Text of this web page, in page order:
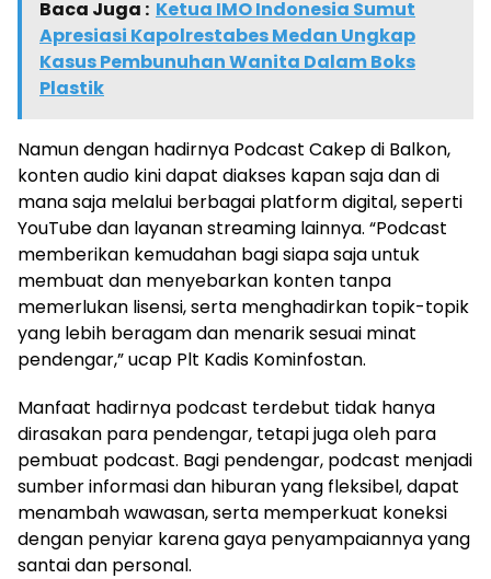
Baca Juga : Ketua IMO Indonesia Sumut
Apresiasi Kapolrestabes Medan Ungkap
Kasus Pembunuhan Wanita Dalam Boks
Plastik
Namun dengan hadirnya Podcast Cakep di Balkon,
konten audio kini dapat diakses kapan saja dan di
mana saja melalui berbagai platform digital, seperti
YouTube dan layanan streaming lainnya. “Podcast
memberikan kemudahan bagi siapa saja untuk
membuat dan menyebarkan konten tanpa
memerlukan lisensi, serta menghadirkan topik-topik
yang lebih beragam dan menarik sesuai minat
pendengar,” ucap Plt Kadis Kominfostan.
Manfaat hadirnya podcast terdebut tidak hanya
dirasakan para pendengar, tetapi juga oleh para
pembuat podcast. Bagi pendengar, podcast menjadi
sumber informasi dan hiburan yang fleksibel, dapat
menambah wawasan, serta memperkuat koneksi
dengan penyiar karena gaya penyampaiannya yang
santai dan personal.